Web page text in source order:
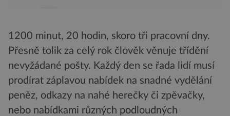
1200 minut, 20 hodin, skoro tři pracovní dny.
Přesně tolik za celý rok člověk věnuje třídění
nevyžádané pošty. Každý den se řada lidí musí
prodírat záplavou nabídek na snadné vydělání
peněz, odkazy na nahé herečky či zpěvačky,
nebo nabídkami různých podloudných